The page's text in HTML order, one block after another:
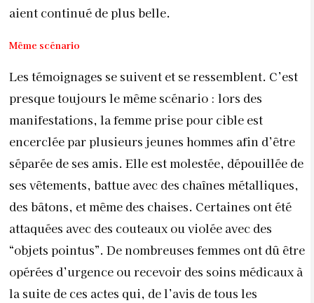
aient continué de plus belle.
Même scénario
Les témoignages se suivent et se ressemblent. C’est
presque toujours le même scénario : lors des
manifestations, la femme prise pour cible est
encerclée par plusieurs jeunes hommes afin d’être
séparée de ses amis. Elle est molestée, dépouillée de
ses vêtements, battue avec des chaînes métalliques,
des bâtons, et même des chaises. Certaines ont été
attaquées avec des couteaux ou violée avec des
“objets pointus”. De nombreuses femmes ont dû être
opérées d’urgence ou recevoir des soins médicaux à
la suite de ces actes qui, de l’avis de tous les